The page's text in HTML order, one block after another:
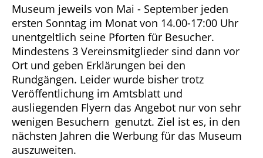
Museum jeweils von Mai - September jeden
ersten Sonntag im Monat von 14.00-17:00 Uhr
unentgeltlich seine Pforten für Besucher.
Mindestens 3 Vereinsmitglieder sind dann vor
Ort und geben Erklärungen bei den
Rundgängen. Leider wurde bisher trotz
Veröffentlichung im Amtsblatt und
ausliegenden Flyern das Angebot nur von sehr
wenigen Besuchern genutzt. Ziel ist es, in den
nächsten Jahren die Werbung für das Museum
auszuweiten.